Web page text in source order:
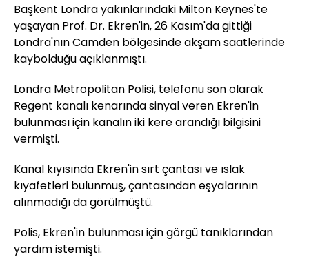
Başkent Londra yakınlarındaki Milton Keynes'te
yaşayan Prof. Dr. Ekren'in, 26 Kasım'da gittiği
Londra'nın Camden bölgesinde akşam saatlerinde
kaybolduğu açıklanmıştı.
Londra Metropolitan Polisi, telefonu son olarak
Regent kanalı kenarında sinyal veren Ekren'in
bulunması için kanalın iki kere arandığı bilgisini
vermişti.
Kanal kıyısında Ekren'in sırt çantası ve ıslak
kıyafetleri bulunmuş, çantasından eşyalarının
alınmadığı da görülmüştü.
Polis, Ekren'in bulunması için görgü tanıklarından
yardım istemişti.